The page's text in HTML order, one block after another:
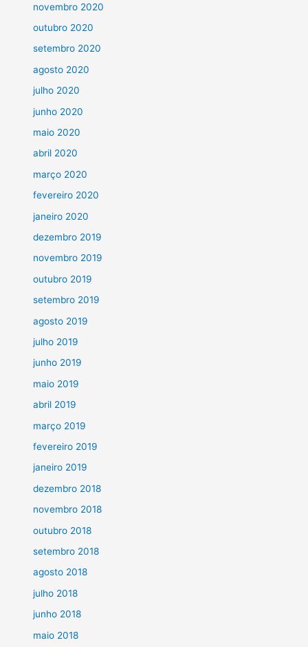
novembro 2020
outubro 2020
setembro 2020
agosto 2020
julho 2020
junho 2020
maio 2020
abril 2020
março 2020
fevereiro 2020
janeiro 2020
dezembro 2019
novembro 2019
outubro 2019
setembro 2019
agosto 2019
julho 2019
junho 2019
maio 2019
abril 2019
março 2019
fevereiro 2019
janeiro 2019
dezembro 2018
novembro 2018
outubro 2018
setembro 2018
agosto 2018
julho 2018
junho 2018
maio 2018